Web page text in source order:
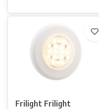
Frilight Frilight